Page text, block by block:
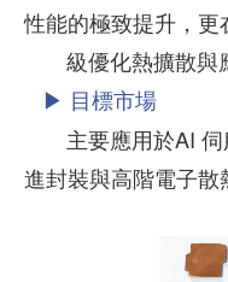
性能的極致提升，更
級優化熱擴散與
▶ 目標市場
主要應用於AI 伺
進封裝與高階電子散